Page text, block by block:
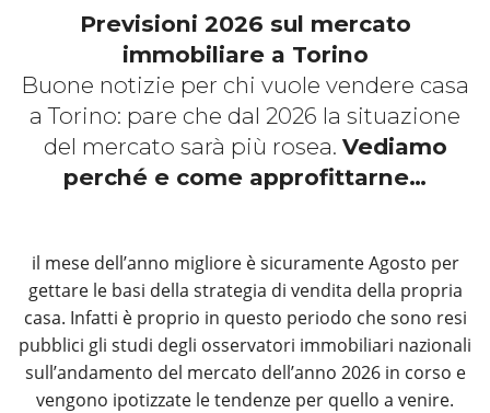
Previsioni 2026 sul mercato
immobiliare a Torino
Buone notizie per chi vuole vendere casa
a Torino: pare che dal 2026 la situazione
del mercato sarà più rosea. Vediamo
perché e come approfittarne…
il mese dell’anno migliore è sicuramente Agosto per
gettare le basi della strategia di vendita della propria
casa. Infatti è proprio in questo periodo che sono resi
pubblici gli studi degli osservatori immobiliari nazionali
sull’andamento del mercato dell’anno 2026 in corso e
vengono ipotizzate le tendenze per quello a venire.